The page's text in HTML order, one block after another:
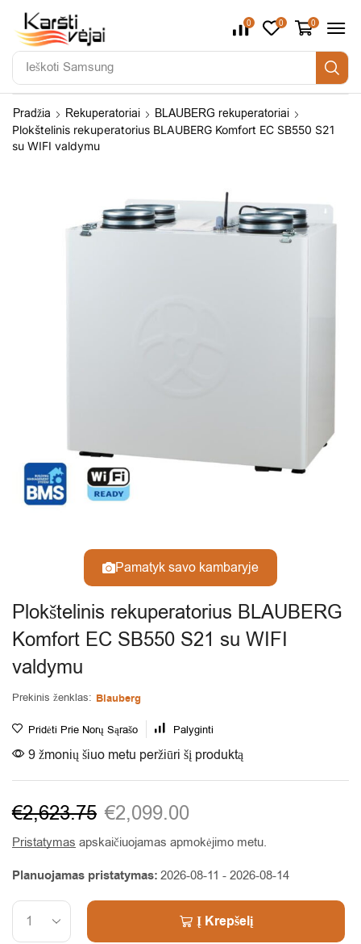
Ieškoti Samsung
0 0 0
Pradžia Rekuperatoriai BLAUBERG rekuperatoriai
Plokštelinis rekuperatorius BLAUBERG Komfort EC SB550 S21
su WIFI valdymu
Pamatyk savo kambaryje
Plokštelinis rekuperatorius BLAUBERG
Komfort EC SB550 S21 su WIFI
valdymu
Prekinis ženklas: Blauberg
Pridėti Prie Norų Sąrašo Palyginti
9 žmonių šiuo metu peržiūri šį produktą
€2,623.75 €2,099.00
Pristatymas apskaičiuojamas apmokėjimo metu.
Planuojamas pristatymas: 2026-08-11 - 2026-08-14
Į Krepšelį
Alternative: